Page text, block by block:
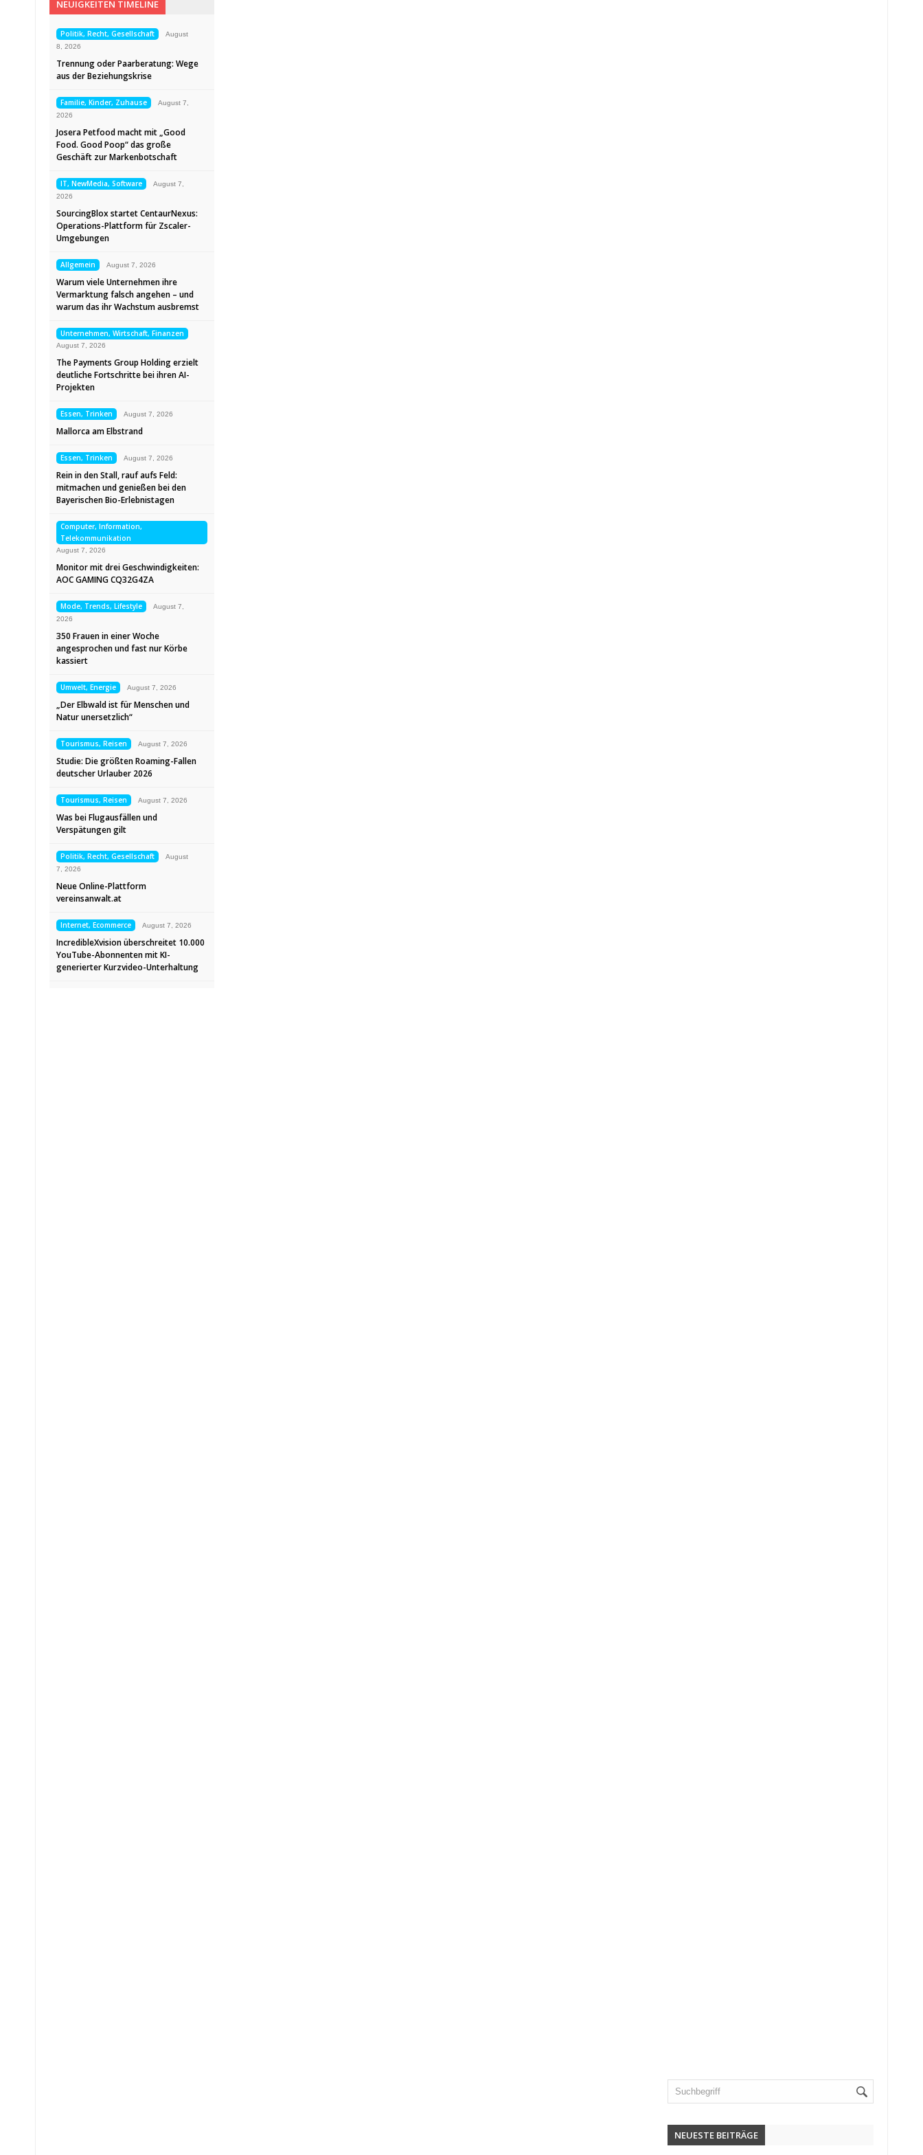
NEUIGKEITEN TIMELINE
Politik, Recht, Gesellschaft
August
8, 2026
Trennung oder Paarberatung: Wege
aus der Beziehungskrise
Familie, Kinder, Zuhause
August 7,
2026
Josera Petfood macht mit „Good
Food. Good Poop“ das große
Geschäft zur Markenbotschaft
IT, NewMedia, Software
August 7,
2026
SourcingBlox startet CentaurNexus:
Operations-Plattform für Zscaler-
Umgebungen
Allgemein August 7, 2026
Warum viele Unternehmen ihre
Vermarktung falsch angehen – und
warum das ihr Wachstum ausbremst
Unternehmen, Wirtschaft, Finanzen
August 7, 2026
The Payments Group Holding erzielt
deutliche Fortschritte bei ihren AI-
Projekten
Essen, Trinken August 7, 2026
Mallorca am Elbstrand
Essen, Trinken August 7, 2026
Rein in den Stall, rauf aufs Feld:
mitmachen und genießen bei den
Bayerischen Bio-Erlebnistagen
Computer, Information,
Telekommunikation
August 7, 2026
Monitor mit drei Geschwindigkeiten:
AOC GAMING CQ32G4ZA
Mode, Trends, Lifestyle
August 7,
2026
350 Frauen in einer Woche
angesprochen und fast nur Körbe
kassiert
Umwelt, Energie August 7, 2026
„Der Elbwald ist für Menschen und
Natur unersetzlich“
Tourismus, Reisen August 7, 2026
Studie: Die größten Roaming-Fallen
deutscher Urlauber 2026
Tourismus, Reisen August 7, 2026
Was bei Flugausfällen und
Verspätungen gilt
Politik, Recht, Gesellschaft
August
7, 2026
Neue Online-Plattform
vereinsanwalt.at
Internet, Ecommerce August 7, 2026
IncredibleXvision überschreitet 10.000
YouTube-Abonnenten mit KI-
generierter Kurzvideo-Unterhaltung
NEUESTE BEITRÄGE